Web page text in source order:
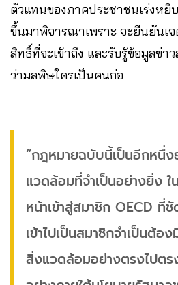
ตัวแทนของภาคประชาชนเร่งหยิ
ขึ้นมาพิจารณาเพราะ จะยืนยันเ
สิทธิ์ที่จะเข้าถึง และรับรู้ข้อมูลข่า
ว่ามลพิษใครเป็นคนก่อ
“กฎหมายฉบับนี้เป็นอีกหนึ่ง
แวดล้อมที่จำเป็นอย่างยิ่ง ใ
หน้าเข้าสู่สมาชิก OECD ที่ชั
เข้าไปเป็นสมาชิกจำเป็นต้อ
สิ่งแวดล้อมอย่างตรงไปต